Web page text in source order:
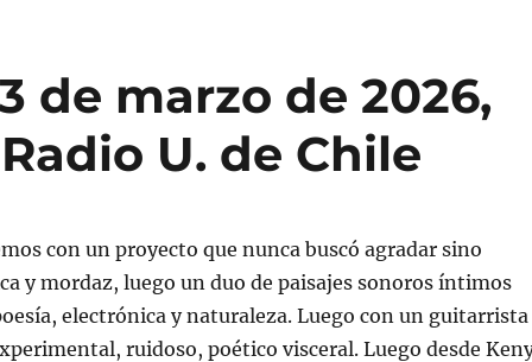
de marzo de 2026,
U. de Chile
con un proyecto que nunca buscó agradar sino
y mordaz, luego un duo de paisajes sonoros íntimos
electrónica y naturaleza. Luego con un guitarrista
ruidoso, poético visceral. Luego desde